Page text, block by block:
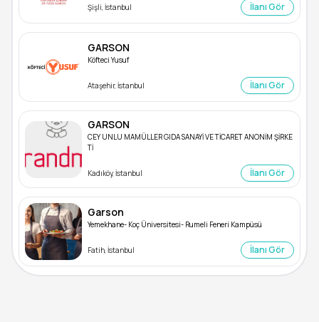
Şişli, İstanbul İlanı Gör
GARSON
Köfteci Yusuf
Ataşehir, İstanbul İlanı Gör
GARSON
CEY UNLU MAMÜLLER GIDA SANAYİ VE TİCARET ANONİM ŞİRKE
Tİ
Kadıköy, İstanbul İlanı Gör
Garson
Yemekhane- Koç Üniversitesi- Rumeli Feneri Kampüsü
Fatih, İstanbul İlanı Gör